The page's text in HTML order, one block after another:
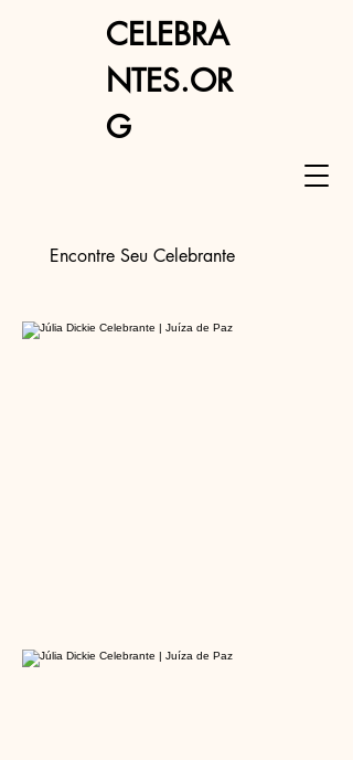
Encontre Seu Celebrante
CELEBRA
NTES.OR
G